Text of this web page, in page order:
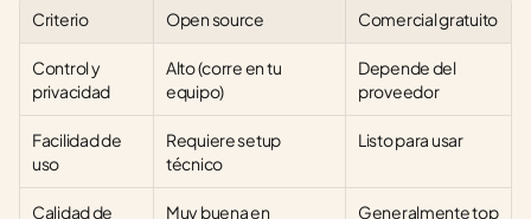
Criterio Open source Comercial gratuito
Control y
privacidad
Alto (corre en tu
equipo)
Depende del
proveedor
Facilidad de
uso
Requiere setup
técnico
Listo para usar
Calidad de
Muy buena en
Generalmente top